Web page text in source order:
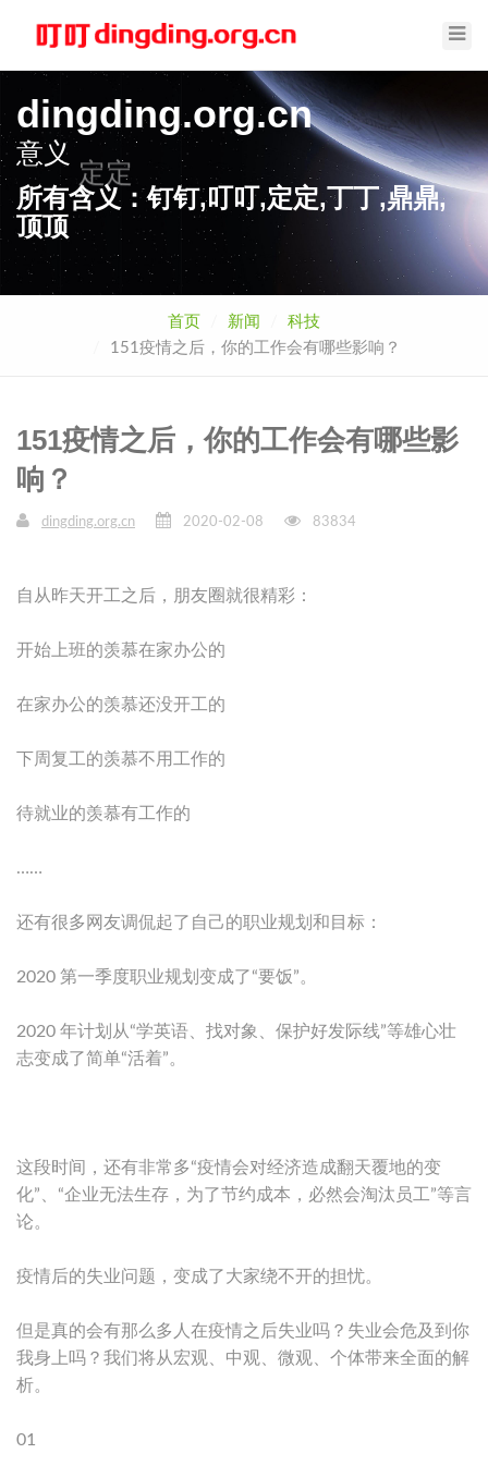
dingding.org.cn
意义 定定
所有含义：钉钉,叮叮,定定,丁丁,鼎鼎,
顶顶
首页 新闻
科技
151疫情之后，你的工作会有哪些影响？
151疫情之后，你的工作会有哪些影
响？
dingding.org.cn 2020-02-08 83834
自从昨天开工之后，朋友圈就很精彩：
开始上班的羡慕在家办公的
在家办公的羡慕还没开工的
下周复工的羡慕不用工作的
待就业的羡慕有工作的
……
还有很多网友调侃起了自己的职业规划和目标：
2020 第一季度职业规划变成了“要饭”。
2020 年计划从“学英语、找对象、保护好发际线”等雄心壮
志变成了简单“活着”。
这段时间，还有非常多“疫情会对经济造成翻天覆地的变
化”、“企业无法生存，为了节约成本，必然会淘汰员工”等言
论。
疫情后的失业问题，变成了大家绕不开的担忧。
但是真的会有那么多人在疫情之后失业吗？失业会危及到你
我身上吗？我们将从宏观、中观、微观、个体带来全面的解
析。
01